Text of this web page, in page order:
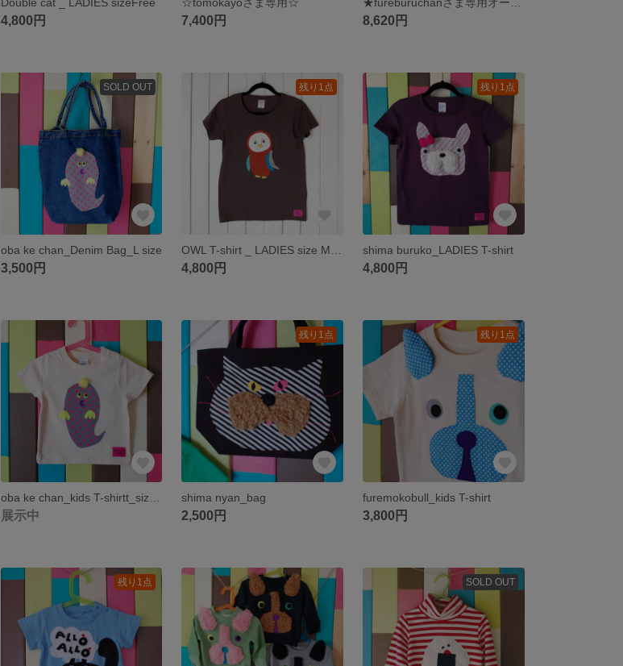
4,800円 7,400円 8,620円
SOLD OUT
oba ke chan_Denim Bag_L size
3,500円
残り1点
4,800円
残り1点
shima buruko_LADIES T-shirt
4,800円
展示中
残り1点
shima nyan_bag
2,500円
残り1点
furemokobull_kids T-shirt
3,800円
残り1点 SOLD OUT